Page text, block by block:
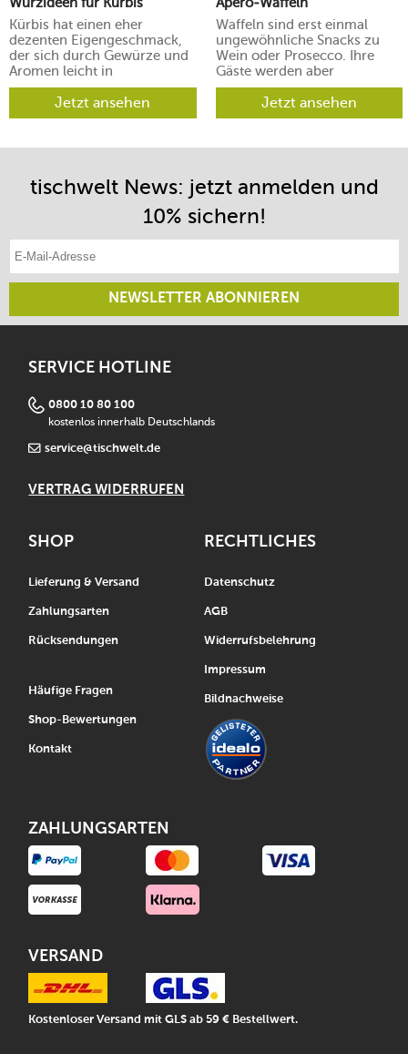
Kürbis hat einen eher
dezenten Eigengeschmack,
der sich durch Gewürze und
Aromen leicht in
verschiedene Richtungen
lenken lässt.Jetzt ansehen
Waffeln sind erst einmal
ungewöhnliche Snacks zu
Wein oder Prosecco. Ihre
Gäste werden aber
begeistert sein.
Jetzt ansehen
tischwelt News: jetzt anmelden und
10% sichern!
NEWSLETTER ABONNIEREN
SERVICE HOTLINE
0800 10 80 100
kostenlos innerhalb Deutschlands
service@tischwelt.de
VERTRAG WIDERRUFEN
SHOP
Lieferung & Versand
Zahlungsarten
Rücksendungen
Häufige Fragen
Shop-Bewertungen
Kontakt
RECHTLICHES
Datenschutz
AGB
Widerrufsbelehrung
Impressum
Bildnachweise
ZAHLUNGSARTEN
VERSAND
Kostenloser Versand mit GLS ab 59 € Bestellwert.